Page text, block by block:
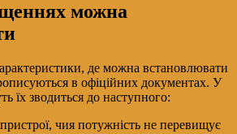
можна
де можна встановлювати
в офіційних документах. У
їх зводиться до наступного:
пристрої, чия потужність не перевищує